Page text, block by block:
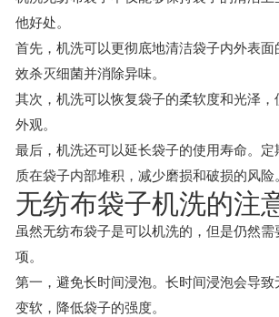
他好处。
首先，机洗可以更彻底地清洁袋子内外表
效杀灭细菌并消除异味。
其次，机洗可以恢复袋子的柔软度和光泽，
外观。
最后，机洗还可以延长袋子的使用寿命。
质在袋子内部堆积，减少磨损和破损的风险
无纺布袋子机洗的注
虽然无纺布袋子是可以机洗的，但是仍然
项。
第一，避免长时间浸泡。长时间浸泡会导致
变软，降低袋子的强度。